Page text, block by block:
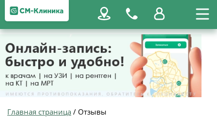
Главная страница / Отзывы